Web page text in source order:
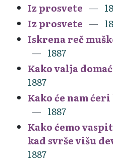
Iz prosvete
Iz prosvete
Iskrena reč
1887
Kako valja
1887
Kako će nam
1887
Kako ćemo
kad svrše višu
1887